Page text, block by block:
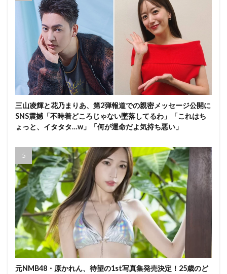
三山凌輝と花乃まりあ、第2弾報道での親密メッセージ公開に
SNS震撼「不時着どころじゃない墜落してるわ」「これはち
ょっと、イタタタ…w」「何が運命だよ気持ち悪い」
元NMB48・原かれん、待望の1st写真集発売決定！25歳のど